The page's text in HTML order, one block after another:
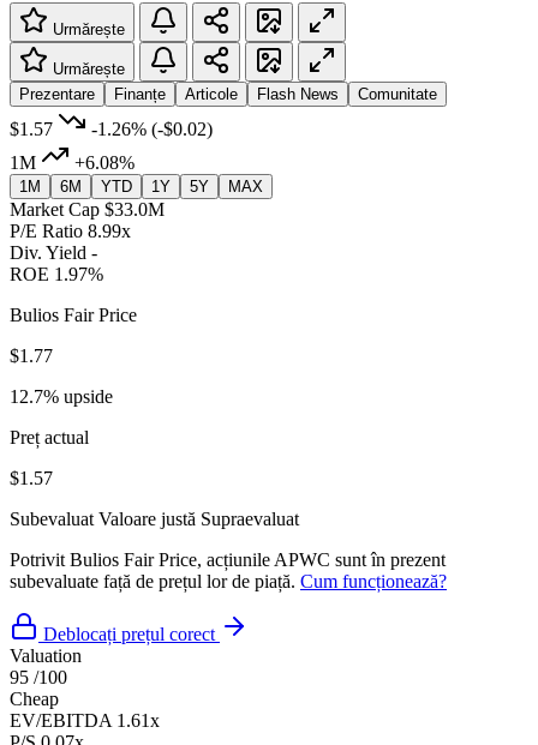
Urmărește
Urmărește
Prezentare
Finanțe Articole Flash News Comunitate
$1.57 -1.26% (-$0.02)
1M
+6.08%
1M 6M YTD 1Y 5Y MAX
Market Cap $33.0M
P/E Ratio 8.99x
Div. Yield -
ROE 1.97%
Bulios Fair Price
$1.77
12.7% upside
Preț actual
$1.57
Subevaluat Valoare justă Supraevaluat
Potrivit Bulios Fair Price, acțiunile APWC sunt în prezent
subevaluate față de prețul lor de piață. Cum funcționează?
Deblocați prețul corect
Valuation
95 /100
Cheap
EV/EBITDA 1.61x